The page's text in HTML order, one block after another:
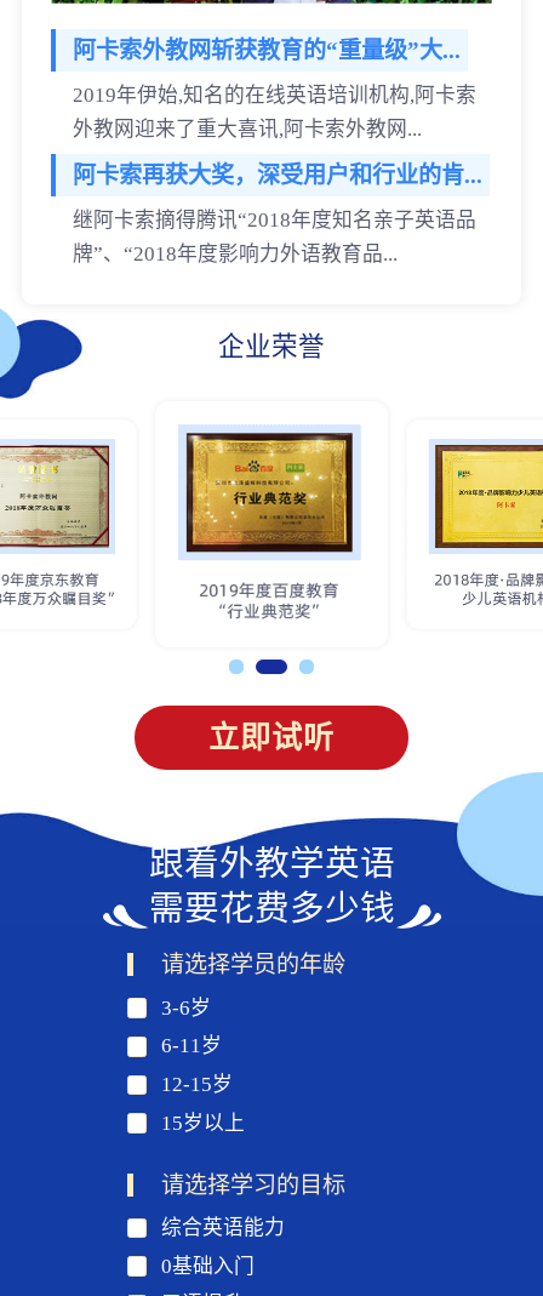
阿卡索外教网斩获教育的“重量级”大...
2019年伊始,知名的在线英语培训机构,阿卡索
外教网迎来了重大喜讯,阿卡索外教网...
阿卡索再获大奖，深受用户和行业的肯...
继阿卡索摘得腾讯“2018年度知名亲子英语品
牌”、“2018年度影响力外语教育品...
企业荣誉
立即试听
跟着外教学英语
需要花费多少钱
请选择学员的年龄
3-6岁
6-11岁
12-15岁
15岁以上
请选择学习的目标
综合英语能力
0基础入门